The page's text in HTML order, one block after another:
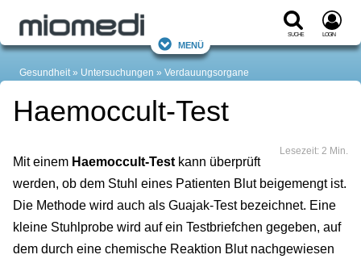
Suche Login
Menü
Gesundheit Untersuchungen Verdauungsorgane
Haemoccult-Test
Lesezeit: 2 Min.
Mit einem Haemoccult-Test kann überprüft
werden, ob dem Stuhl eines Patienten Blut beigemengt ist.
Die Methode wird auch als Guajak-Test bezeichnet. Eine
kleine Stuhlprobe wird auf ein Testbriefchen gegeben, auf
dem durch eine chemische Reaktion Blut nachgewiesen